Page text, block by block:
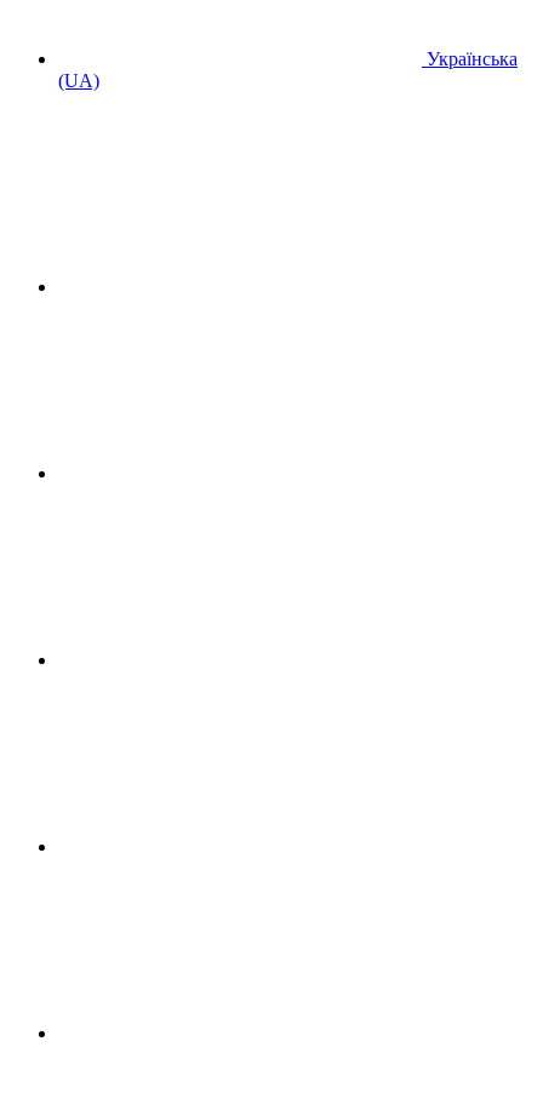
Українська
(UA)